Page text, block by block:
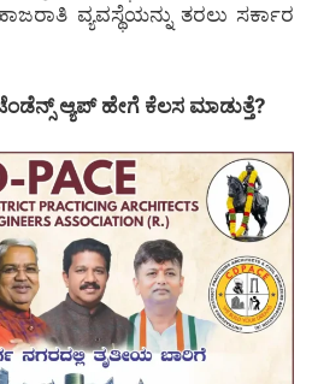
ವ್ಯವಸ್ಥೆಯನ್ನು ತರಲು ಸರ್ಕಾರ
ಆ್ಯಪ್ ಹೇಗೆ ಕೆಲಸ ಮಾಡುತ್ತೆ?